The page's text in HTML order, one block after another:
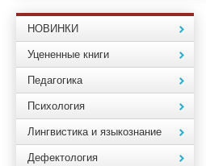
НОВИНКИ
Уцененные книги
Педагогика
Психология
Лингвистика и языкознание
Дефектология